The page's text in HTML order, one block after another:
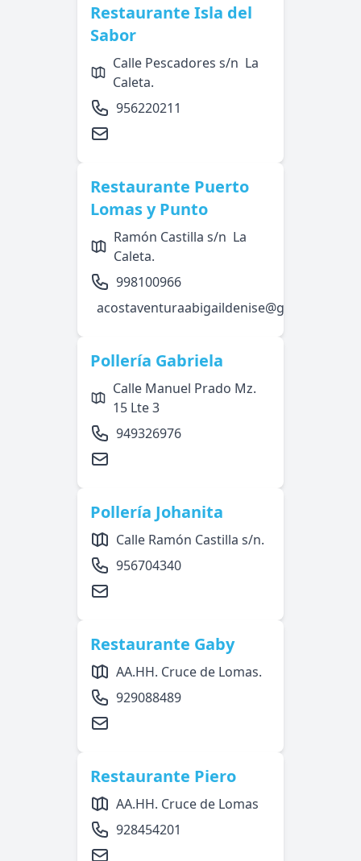
Restaurante Isla del
Sabor
Calle Pescadores s/n La
Caleta.
956220211
Restaurante Puerto
Lomas y Punto
Ramón Castilla s/n La
Caleta.
998100966
acostaventuraabigaildenise@gmail.com
Pollería Gabriela
Calle Manuel Prado Mz.
15 Lte 3
949326976
Pollería Johanita
Calle Ramón Castilla s/n.
956704340
Restaurante Gaby
AA.HH. Cruce de Lomas.
929088489
Restaurante Piero
AA.HH. Cruce de Lomas
928454201